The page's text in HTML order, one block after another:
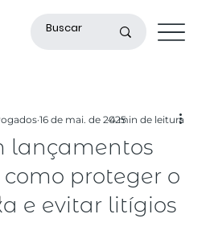
lançamentos
proteger o
e evitar litígios
16 de mai. de 20254 min de leitura